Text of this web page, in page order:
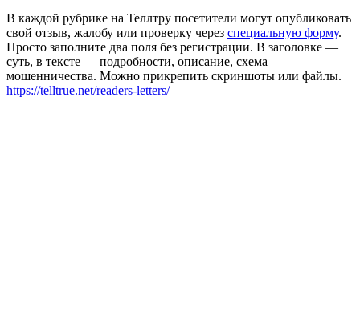
В каждой рубрике на Теллтру посетители могут опубликовать
свой отзыв, жалобу или проверку через специальную форму.
Просто заполните два поля без регистрации. В заголовке —
суть, в тексте — подробности, описание, схема
мошенничества. Можно прикрепить скриншоты или файлы.
https://telltrue.net/readers-letters/